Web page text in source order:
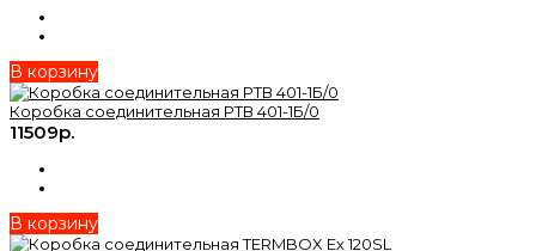
В корзину
Коробка соединительная РТВ 401-1Б/0
11509р.
В корзину